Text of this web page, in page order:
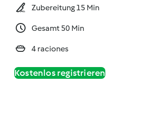
Zubereitung 15 Min
Gesamt 50 Min
4 raciones
Kostenlos registrieren